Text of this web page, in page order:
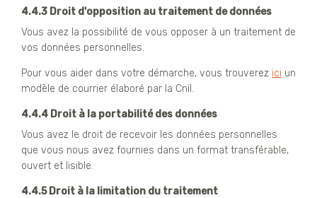
4.4.3 Droit d'opposition au traitement de données
Vous avez la possibilité de vous opposer à un traitement de
vos données personnelles.
Pour vous aider dans votre démarche, vous trouverez ici un
modèle de courrier élaboré par la Cnil.
4.4.4 Droit à la portabilité des données
Vous avez le droit de recevoir les données personnelles
que vous nous avez fournies dans un format transférable,
ouvert et lisible.
4.4.5 Droit à la limitation du traitement